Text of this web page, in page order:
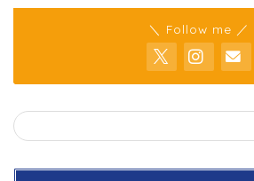
＼ Follow me ／